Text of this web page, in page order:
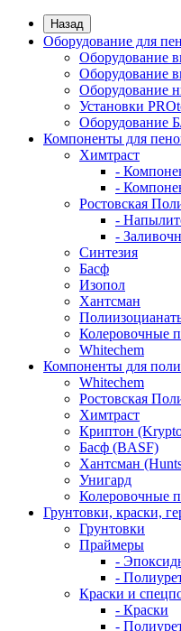
Назад
Оборудование для
Оборудование
Оборудование
Оборудование
Установки
Оборудование
Компоненты для
Химтраст
-
-
Ростовская
-
-
Синтезия
Басф
Изопол
Хантсман
Колеровочные
Whitechem
Компоненты для
Whitechem
Ростовская
Химтраст
Криптон
Басф (BASF)
Хантсман
Унигард
Колеровочные
Грунтовки, краски,
Грунтовки
Праймеры
-
-
Краски и
- Краски
-